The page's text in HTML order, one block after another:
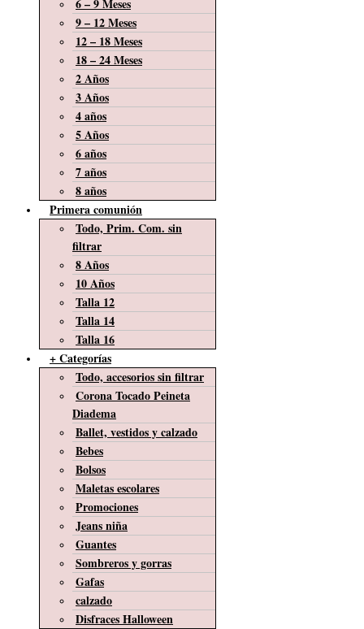
6 – 9 Meses
9 – 12 Meses
12 – 18 Meses
18 – 24 Meses
2 Años
3 Años
4 años
5 Años
6 años
7 años
8 años
Primera comunión
Todo, Prim. Com. sin
filtrar
8 Años
10 Años
Talla 12
Talla 14
Talla 16
+ Categorías
Todo, accesorios sin filtrar
Corona Tocado Peineta
Diadema
Ballet, vestidos y calzado
Bebes
Bolsos
Maletas escolares
Promociones
Jeans niña
Guantes
Sombreros y gorras
Gafas
calzado
Disfraces Halloween